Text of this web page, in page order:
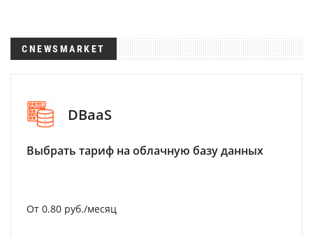
CNEWSMARKET
DBaaS
Выбрать тариф на облачную базу данных
От 0.80 руб./месяц